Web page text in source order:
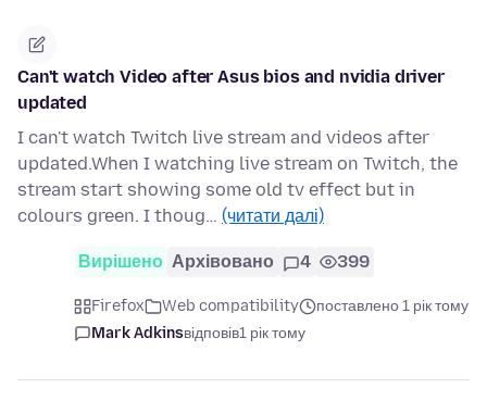
Can't watch Video after Asus bios and nvidia driver
updated
I can't watch Twitch live stream and videos after
updated.When I watching live stream on Twitch, the
stream start showing some old tv effect but in
colours green. I thoug… (читати далі)
Вирішено Архівовано 4 399
Firefox Web compatibility
поставлено 1 рік тому
Mark Adkinsвідповів1 рік тому